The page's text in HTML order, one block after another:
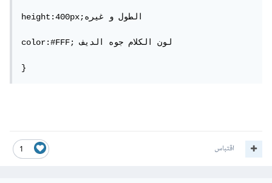
height:400px;الطول و غيره
color:#FFF; لون الكلام جوه الديف
1 اقتباس